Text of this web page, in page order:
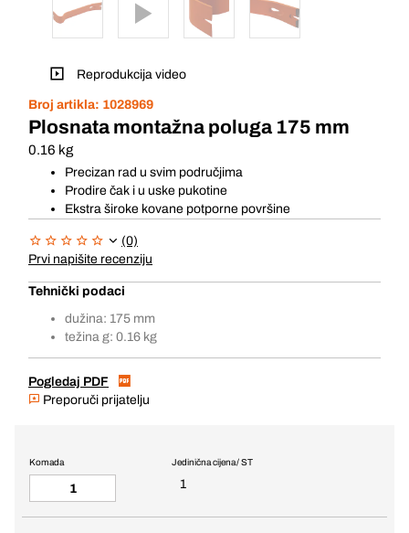
Reprodukcija video
Broj artikla: 1028969
Plosnata montažna poluga 175 mm
0.16 kg
Precizan rad u svim područjima
Prodire čak i u uske pukotine
Ekstra široke kovane potporne površine
(0)
Prvi napišite recenziju
Tehnički podaci
dužina: 175 mm
težina g: 0.16 kg
Pogledaj PDF
Preporuči prijatelju
Jedinična cijena / ST
1
Komada